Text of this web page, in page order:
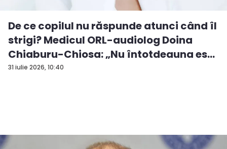
31 iulie 2026, 10:40
De ce copilul nu răspunde atunci când îl
strigi? Medicul ORL-audiolog Doina
Chiaburu-Chiosa: „Nu întotdeauna es...